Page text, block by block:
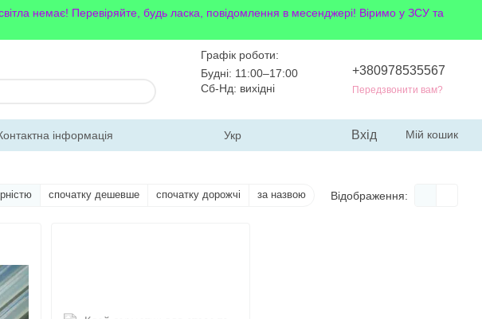
немає! Перевіряйте, будь ласка, повідомлення в месенджері! Віримо у ЗСУ та
Графік роботи:
Будні: 11:00–17:00
Сб-Нд: вихідні
+380978535567
Передзвонити вам?
інформація
Укр Вхід Мій кошик
спочатку дешевше спочатку дорожчі за назвою Відображення: